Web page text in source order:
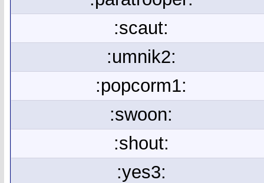
:scaut:
:umnik2:
:popcorm1:
:swoon:
:shout:
:yes3: